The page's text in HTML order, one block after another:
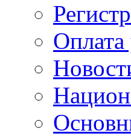
Оплата